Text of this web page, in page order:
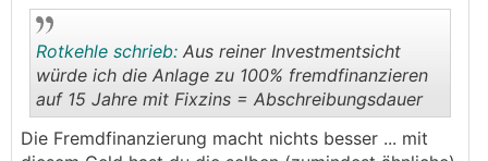
..
Rotkehle schrieb: Aus reiner Investmentsicht
würde ich die Anlage zu 100% fremdfinanzieren
auf 15 Jahre mit Fixzins = Abschreibungsdauer
Die Fremdfinanzierung macht nichts besser ... mit